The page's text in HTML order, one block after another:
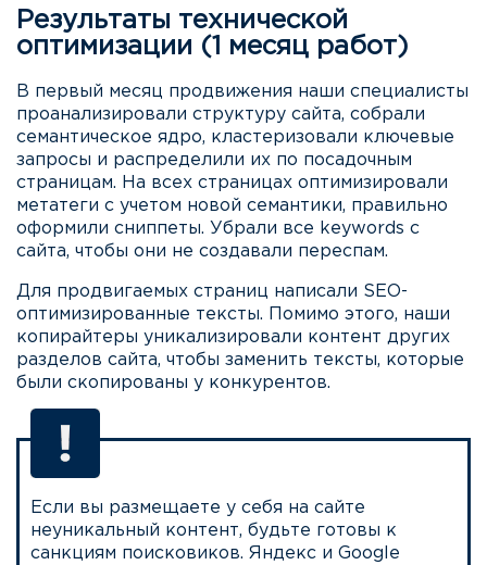
Результаты технической
оптимизации (1 месяц работ)
В первый месяц продвижения наши специалисты
проанализировали структуру сайта, собрали
семантическое ядро, кластеризовали ключевые
запросы и распределили их по посадочным
страницам. На всех страницах оптимизировали
метатеги с учетом новой семантики, правильно
оформили сниппеты. Убрали все keywords с
сайта, чтобы они не создавали переспам.
Для продвигаемых страниц написали SEO-
оптимизированные тексты. Помимо этого, наши
копирайтеры уникализировали контент других
разделов сайта, чтобы заменить тексты, которые
были скопированы у конкурентов.
Если вы размещаете у себя на сайте
неуникальный контент, будьте готовы к
санкциям поисковиков. Яндекс и Google